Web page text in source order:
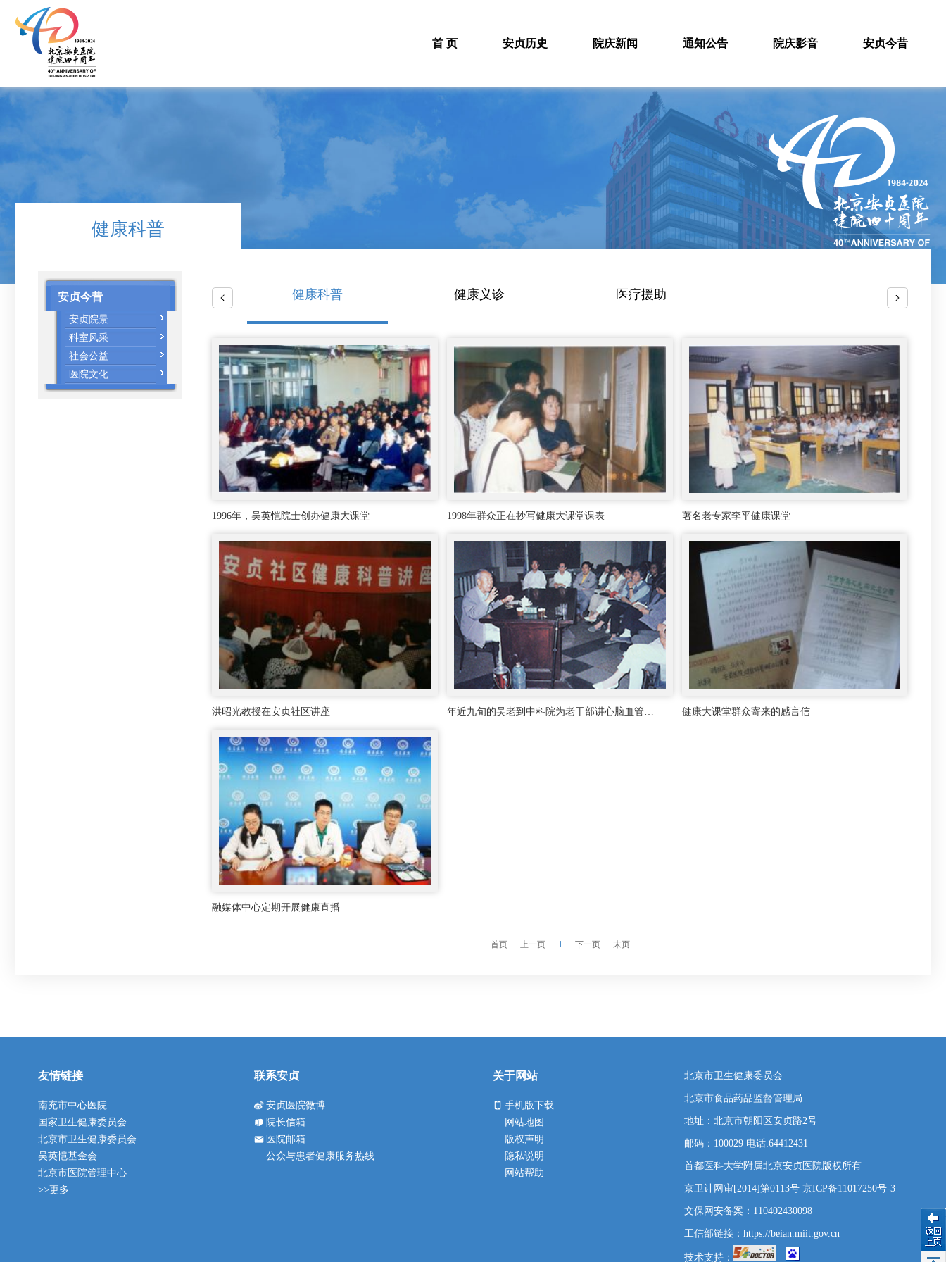
首 页 安贞历史 院庆新闻 通知公告 院庆影音 安贞今昔
健康科普
安贞今昔
安贞院景
科室风采
社会公益
医院文化
健康科普 健康义诊 医疗援助
1996年，吴英恺院士创办健康大课堂 1998年群众正在抄写健康大课堂课表 著名老专家李平健康课堂
洪昭光教授在安贞社区讲座 年近九旬的吴老到中科院为老干部讲心脑血管… 健康大课堂群众寄来的感言信
融媒体中心定期开展健康直播
首页 上一页 1 下一页 末页
友情链接
南充市中心医院
国家卫生健康委员会
北京市卫生健康委员会
吴英恺基金会
北京市医院管理中心
>>更多
联系安贞
安贞医院微博
院长信箱
医院邮箱
公众与患者健康服务热线
关于网站
手机版下载
网站地图
版权声明
隐私说明
网站帮助
北京市卫生健康委员会
北京市食品药品监督管理局
地址：北京市朝阳区安贞路2号
邮码：100029 电话:64412431
首都医科大学附属北京安贞医院版权所有
京卫计网审[2014]第0113号 京ICP备11017250号-3
文保网安备案：110402430098
工信部链接： https://beian.miit.gov.cn
技术支持：